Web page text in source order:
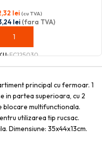
lei (cu TVA)
lei (fara TVA)
ADAUGĂ ÎN COȘ
FC125030
principal cu fermoar. 1
in partea superioara, cu 2
blocare multifunctionala.
utilizarea tip rucsac.
Dimensiune: 35x44x13cm.